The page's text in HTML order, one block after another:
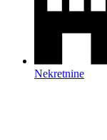
Nekretnine